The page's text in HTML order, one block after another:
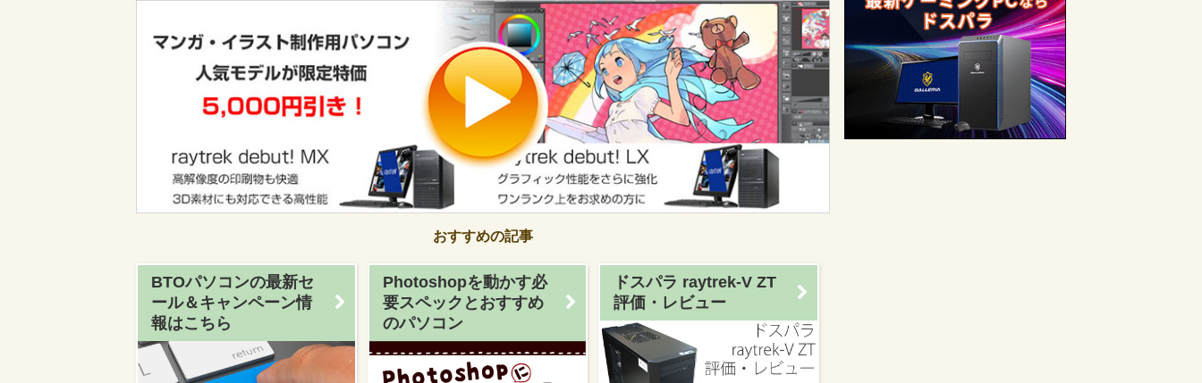
おすすめの記事
BTOパソコンの最新セ
ール＆キャンペーン情
報はこちら
Photoshopを動かす必
要スペックとおすすめ
のパソコン
ドスパラ raytrek-V ZT
評価・レビュー